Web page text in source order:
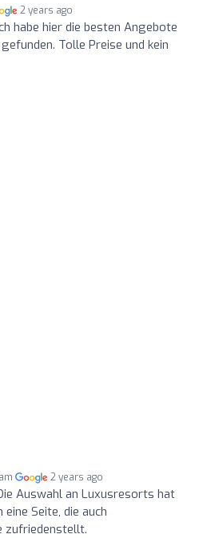
2 years ago
habe hier die besten Angebote
Tolle Preise und kein
2 years ago
Auswahl an Luxusresorts hat
eine Seite, die auch
zufriedenstellt.